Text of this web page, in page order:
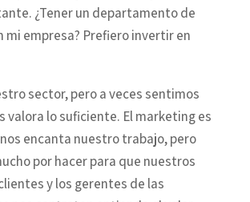
¿Tener un departamento de
mi empresa? Prefiero invertir en
sector, pero a veces sentimos
valora lo suficiente. El marketing es
encanta nuestro trabajo, pero
por hacer para que nuestros
y los gerentes de las